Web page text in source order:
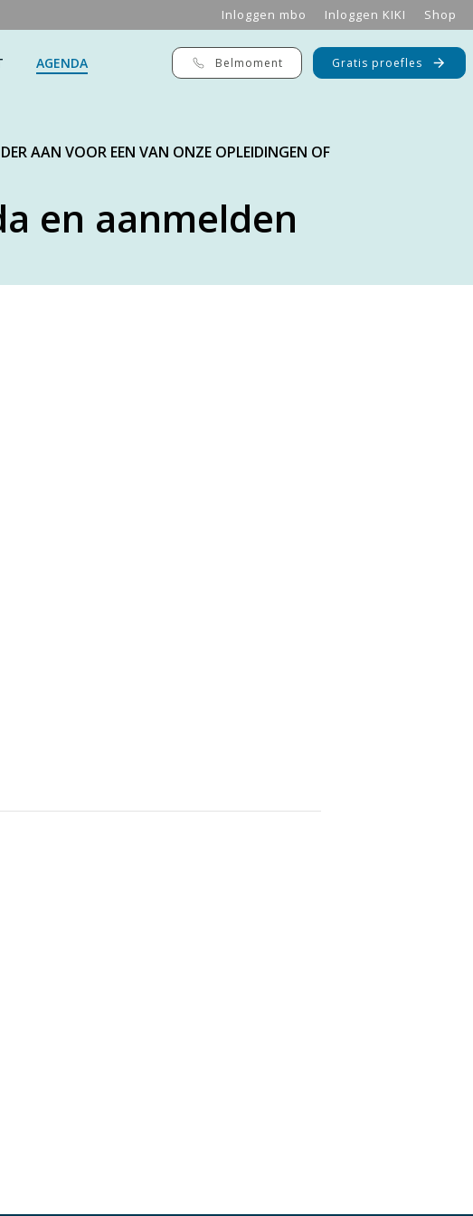
Inloggen mbo Inloggen KIKI Shop
AGENDA Belmoment Gratis proefles
AAN VOOR EEN VAN ONZE OPLEIDINGEN OF
en aanmelden